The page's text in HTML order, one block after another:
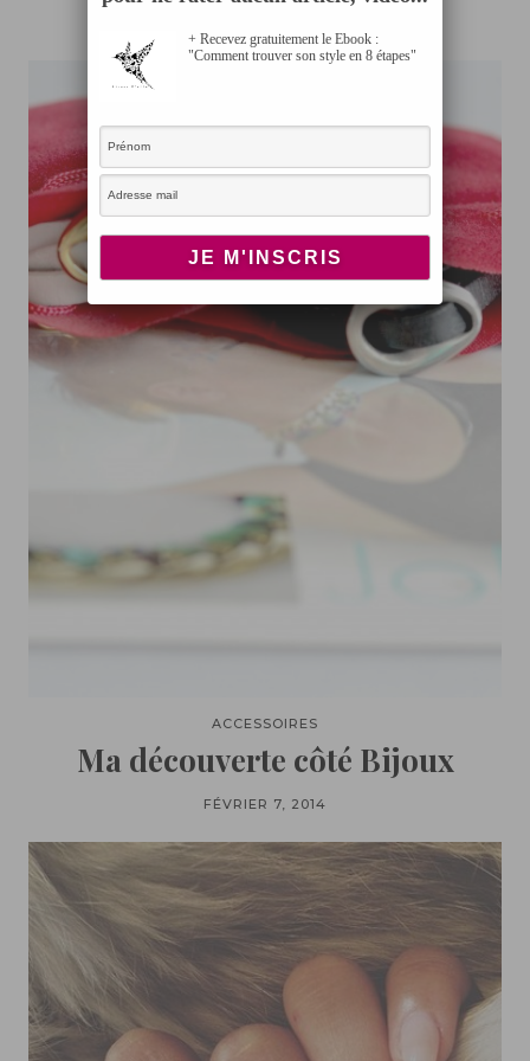
ACCESSOIRES
Ma découverte côté Bijoux
FÉVRIER 7, 2014
+ Recevez gratuitement le Ebook :
"Comment trouver son style en 8 étapes"